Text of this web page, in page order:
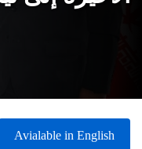
Avialable in English